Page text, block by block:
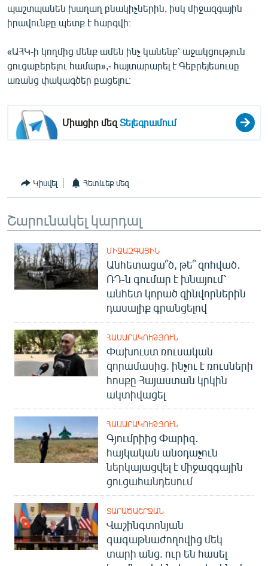
Հայերեն
Русский
պաշտպանեն խաղաղ բնակիչներին, իսկ միջազգային
իրավունքը պետք է հարգվի։
«ԱՀԿ-ի կողմից մենք ամեն ինչ կանենք՝ աջակցություն
ցուցաբերելու համար»,- հայտարարել է Գեբրեյեսուսը
առանց փակագծեր բացելու։
Միացիր մեզՏելեգրամում
Կիսվել Հետևեք մեզ
Շարունակել կարդալ
ՄԻՋԱԶԳԱՅԻՆ
Անհետացա՞ծ, թե՞ զոհված․
ՌԴ-ն գումար է խնայում՝
անհետ կորած զինվորներին
դասալիք գրանցելով
ՀԱՍԱՐԱԿՈՒԹՅՈՒՆ
Փախուստ ռուսական
զորամասից. ինչու է ռուսների
հոսքը Հայաստան կրկին
ակտիվացել
ՀԱՍԱՐԱԿՈՒԹՅՈՒՆ
Գյումրիից Փարիզ․
հայկական անօդաչուն
ներկայացվել է միջազգային
ցուցահանդեսում
ՏԱՐԱԾԱՇՐՋԱՆ
Վաշինգտոնյան
գագաթնաժողովից մեկ
տարի անց. ուր են հասել